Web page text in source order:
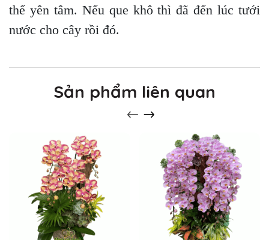
thể yên tâm. Nếu que khô thì đã đến lúc tưới
nước cho cây rồi đó.
Sản phẩm liên quan